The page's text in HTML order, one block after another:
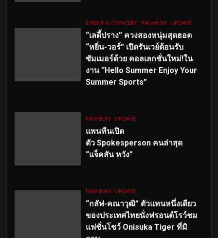
EVENT & CONCERT FASHION UPDATE
“เลดี้ปราง” ควงสองหนุ่มสุดฮอต
“หยิ่น-วอร์” เปิดรันเวย์ต้อนรับ
ซัมเมอร์ด้วย คอลเลกชั่นใหม่!ใน
งาน “Hello Summer Enjoy Your
Summer Sports”
FASHION UPDATE
แพนทีนเปิด
ตัว Spokesperson คนล่าสุด
“แจ็คสัน หวัง”
FASHION UPDATE
“กลัฟ-คณาวุฒิ” ตัวแทนหนึ่งเดียว
ของประเทศไทยนั่งฟรอนต์โรว์ชม
แฟชั่นโชว์ Onisuka Tiger ที่มิ